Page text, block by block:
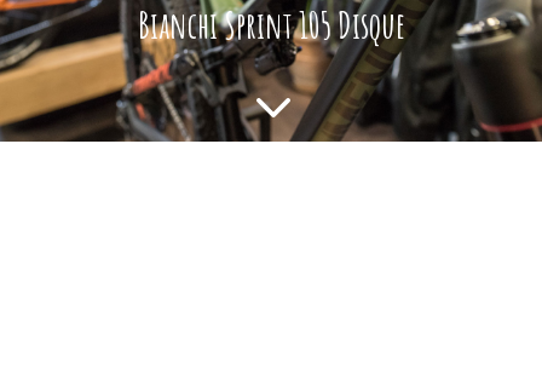
Bianchi Sprint 105 Disque
3